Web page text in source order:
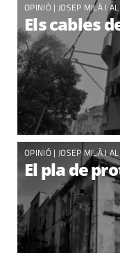
OPINIÓ | JOSEP MILÀ I
Els cables
OPINIÓ | JOSEP MILÀ I
El pla de